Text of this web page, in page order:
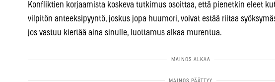
Konfliktien korjaamista koskeva tutkimus osoittaa, että pienetkin eleet
vilpitön anteeksipyyntö, joskus jopa huumori, voivat estää riitaa
jos vastuu kiertää aina sinulle, luottamus alkaa murentua.